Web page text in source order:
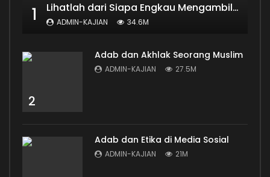
1 Lihatlah dari Siapa Engkau Mengambil Ilmu
ADMIN-KAJIAN 34.6M
2
Adab dan Akhlak Seorang Muslim
ADMIN-KAJIAN 27.5M
Adab dan Etika di Media Sosial
ADMIN-KAJIAN 21M